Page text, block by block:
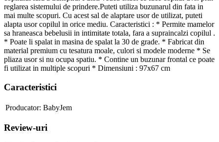
reglarea sistemului de prindere.Puteti utiliza buzunarul din fata in
mai multe scopuri. Cu acest sal de alaptare usor de utilizat, puteti
alapta usor copilul in orice mediu. Caracteristici : * Permite mamelor
sa hraneasca bebelusii in intimitate totala, fara a supraincalzi copilul .
* Poate li spalat in masina de spalat la 30 de grade. * Fabricat din
material premium cu tesatura moale, culori si modele moderne * Se
pliaza usor si nu ocupa spatiu. * Contine un buzunar frontal ce poate
fi utilizat in multiple scopuri * Dimensiuni : 97x67 cm
Caracteristici
Producator: BabyJem
Review-uri